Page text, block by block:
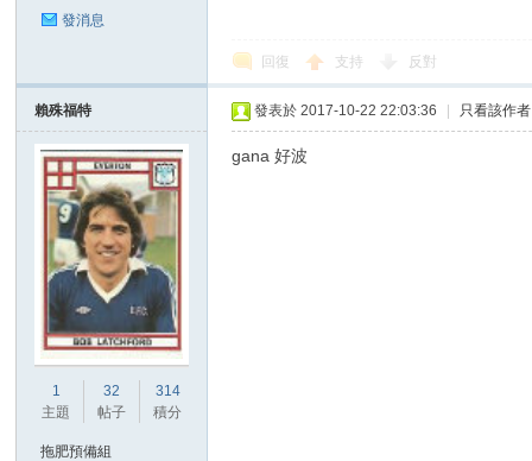
發消息
回復 支持 反對
賴殊福特
1
主題
32
帖子
314
積分
拖肥預備組
發表於 2017-10-22 22:03:36 只看該作者
gana 好波